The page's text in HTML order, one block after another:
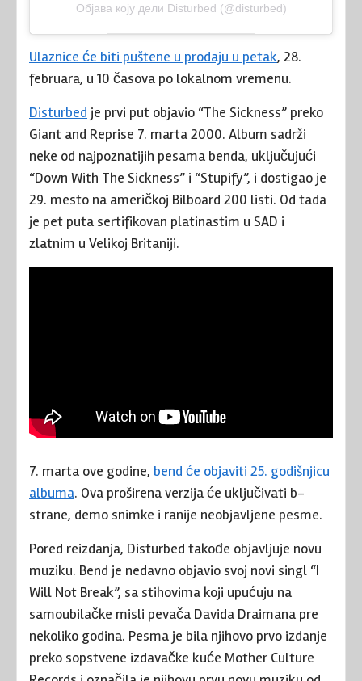
Објава коју дели Disturbed (@disturbed)
Ulaznice će biti puštene u prodaju u petak, 28.
februara, u 10 časova po lokalnom vremenu.
Disturbed je prvi put objavio “The Sickness” preko
Giant and Reprise 7. marta 2000. Album sadrži
neke od najpoznatijih pesama benda, uključujući
“Down With The Sickness” i “Stupify”, i dostigao je
29. mesto na američkoj Bilboard 200 listi. Od tada
je pet puta sertifikovan platinastim u SAD i
zlatnim u Velikoj Britaniji.
7. marta ove godine, bend će objaviti 25. godišnjicu
albuma. Ova proširena verzija će uključivati b-
strane, demo snimke i ranije neobjavljene pesme.
Pored reizdanja, Disturbed takođe objavljuje novu
muziku. Bend je nedavno objavio svoj novi singl “I
Will Not Break”, sa stihovima koji upućuju na
samoubilačke misli pevača Davida Draimana pre
nekoliko godina. Pesma je bila njihovo prvo izdanje
preko sopstvene izdavačke kuće Mother Culture